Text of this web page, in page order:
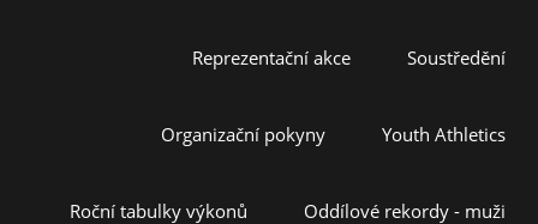
Reprezentační akce Soustředění
Organizační pokyny Youth Athletics
Roční tabulky výkonů Oddílové rekordy - muži